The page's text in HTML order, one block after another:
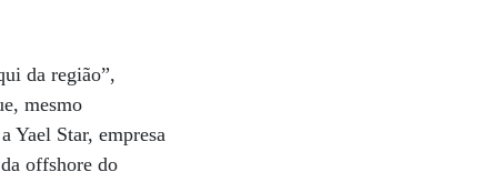
da região”,
mesmo
Yael Star, empresa
offshore do